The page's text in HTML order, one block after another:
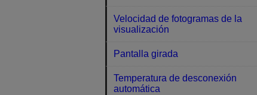
Velocidad de fotogramas de la
visualización
Pantalla girada
Temperatura de desconexión
automática